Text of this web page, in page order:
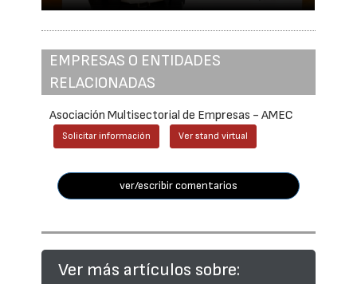
EMPRESAS O ENTIDADES
RELACIONADAS
Asociación Multisectorial de Empresas - AMEC
Solicitar información Ver stand virtual
ver/escribir comentarios
Ver más artículos sobre: